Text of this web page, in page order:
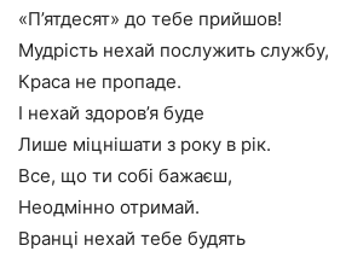
«П’ятдесят» до тебе прийшов!
Мудрість нехай послужить службу,
Краса не пропаде.
І нехай здоров’я буде
Лише міцнішати з року в рік.
Все, що ти собі бажаєш,
Неодмінно отримай.
Вранці нехай тебе будять